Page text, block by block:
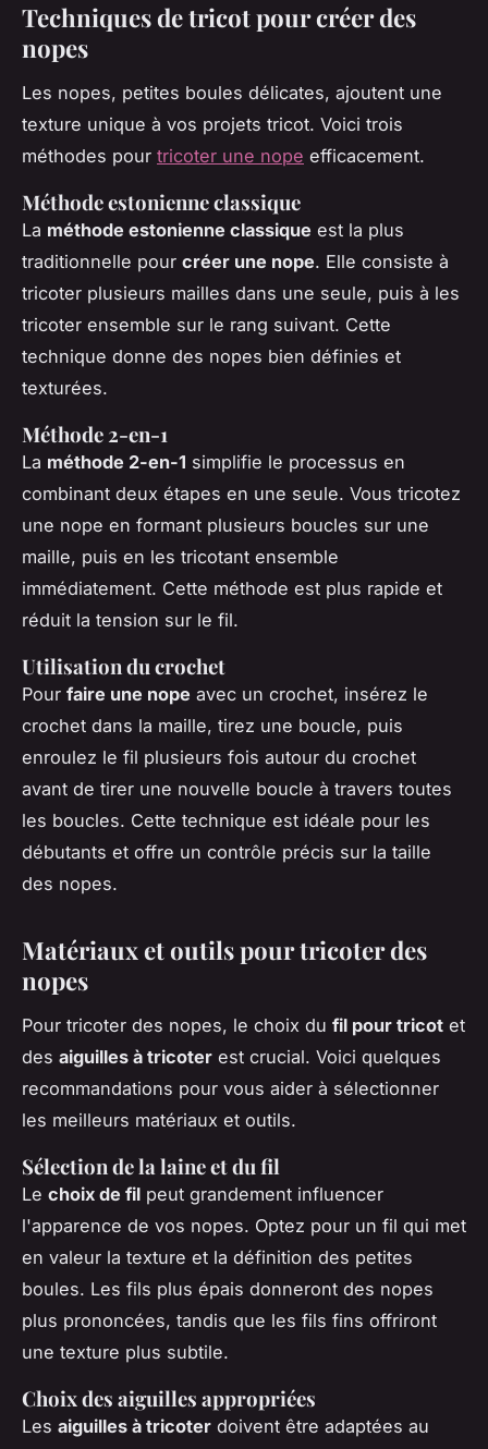
Techniques de tricot pour créer des
nopes
Les nopes, petites boules délicates, ajoutent une
texture unique à vos projets tricot. Voici trois
méthodes pour tricoter une nope efficacement.
Méthode estonienne classique
La méthode estonienne classique est la plus
traditionnelle pour créer une nope. Elle consiste à
tricoter plusieurs mailles dans une seule, puis à les
tricoter ensemble sur le rang suivant. Cette
technique donne des nopes bien définies et
texturées.
Méthode 2-en-1
La méthode 2-en-1 simplifie le processus en
combinant deux étapes en une seule. Vous tricotez
une nope en formant plusieurs boucles sur une
maille, puis en les tricotant ensemble
immédiatement. Cette méthode est plus rapide et
réduit la tension sur le fil.
Utilisation du crochet
Pour faire une nope avec un crochet, insérez le
crochet dans la maille, tirez une boucle, puis
enroulez le fil plusieurs fois autour du crochet
avant de tirer une nouvelle boucle à travers toutes
les boucles. Cette technique est idéale pour les
débutants et offre un contrôle précis sur la taille
des nopes.
Matériaux et outils pour tricoter des
nopes
Pour tricoter des nopes, le choix du fil pour tricot et
des aiguilles à tricoter est crucial. Voici quelques
recommandations pour vous aider à sélectionner
les meilleurs matériaux et outils.
Sélection de la laine et du fil
Le choix de fil peut grandement influencer
l'apparence de vos nopes. Optez pour un fil qui met
en valeur la texture et la définition des petites
boules. Les fils plus épais donneront des nopes
plus prononcées, tandis que les fils fins offriront
une texture plus subtile.
Choix des aiguilles appropriées
Les aiguilles à tricoter doivent être adaptées au